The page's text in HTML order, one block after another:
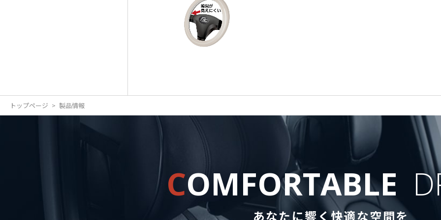
トップページ 製品情報
COMFORTABLE
あなたに響く快適な空間を